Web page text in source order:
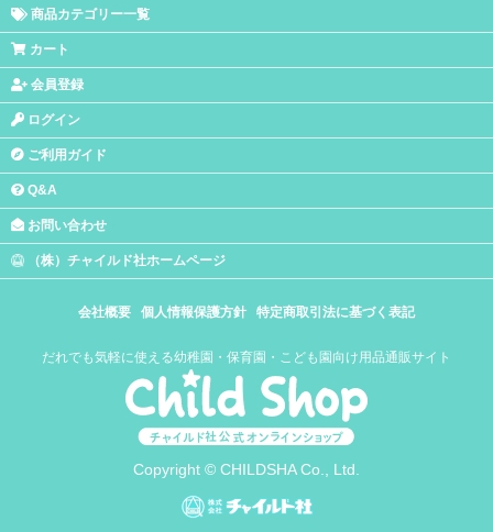
商品カテゴリー一覧
カート
会員登録
ログイン
ご利用ガイド
Q&A
お問い合わせ
（株）チャイルド社ホームページ
会社概要 個人情報保護方針 特定商取引法に基づく表記
だれでも気軽に使える幼稚園・保育園・こども園向け用品通販サイト
Copyright © CHILDSHA Co., Ltd.